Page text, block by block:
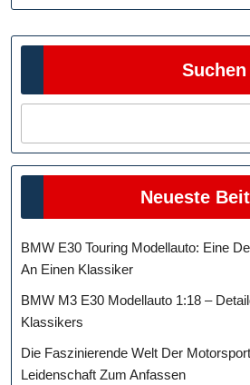
Aspekte
Suchen
Neueste
BMW E30 Touring Modellauto: Eine
An Einen Klassiker
BMW M3 E30 Modellauto 1:18 –
Klassikers
Die Faszinierende Welt Der
Leidenschaft Zum Anfassen